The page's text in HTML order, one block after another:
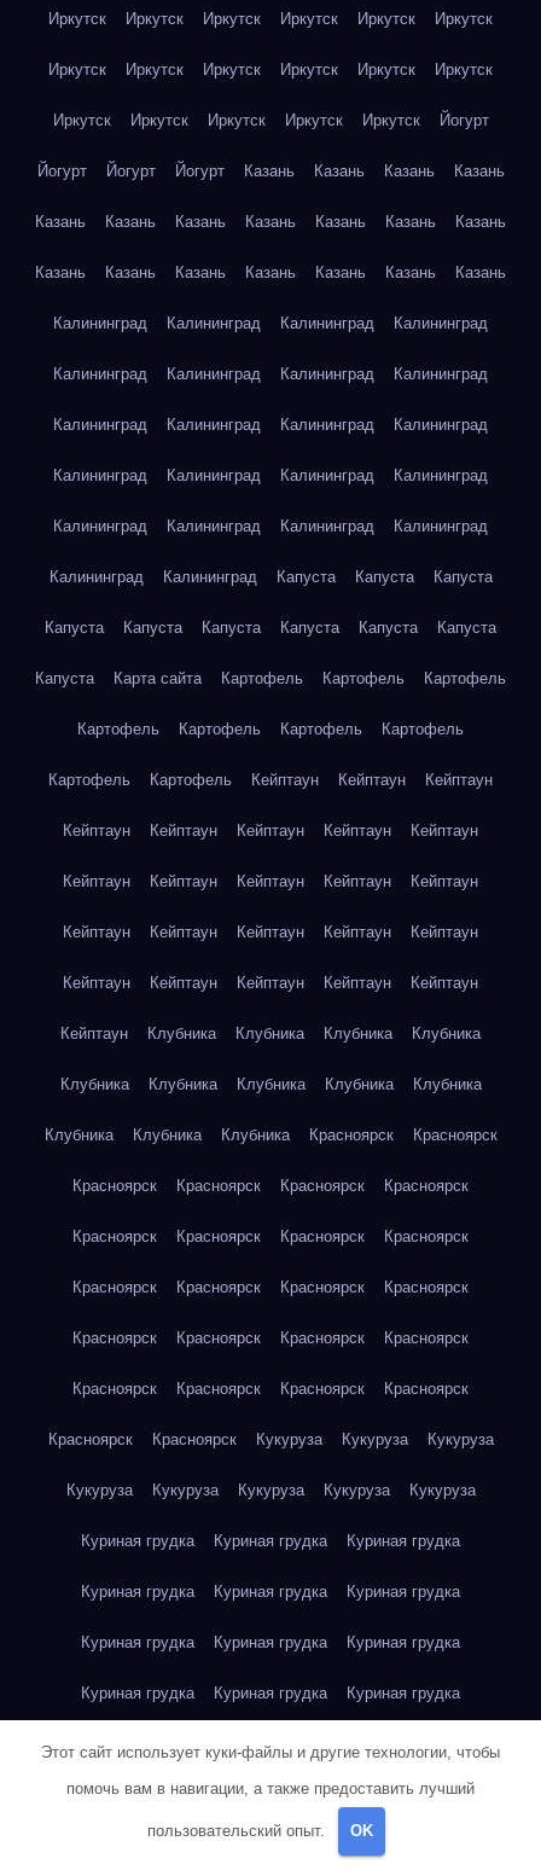
Иркутск Иркутск Иркутск Иркутск Иркутск Иркутск
Иркутск Иркутск Иркутск Иркутск Иркутск Иркутск
Иркутск Иркутск Иркутск Иркутск Иркутск Йогурт
Йогурт Йогурт Йогурт Казань Казань Казань Казань
Казань Казань Казань Казань Казань Казань Казань
Казань Казань Казань Казань Казань Казань Казань
Калининград Калининград Калининград Калининград
Калининград Калининград Калининград Калининград
Калининград Калининград Калининград Калининград
Калининград Калининград Калининград Калининград
Калининград Калининград Калининград Калининград
Калининград Калининград Капуста Капуста Капуста
Капуста Капуста Капуста Капуста Капуста Капуста
Капуста Карта сайта Картофель Картофель Картофель
Картофель Картофель Картофель Картофель
Картофель Картофель Кейптаун Кейптаун Кейптаун
Кейптаун Кейптаун Кейптаун Кейптаун Кейптаун
Кейптаун Кейптаун Кейптаун Кейптаун Кейптаун
Кейптаун Кейптаун Кейптаун Кейптаун Кейптаун
Кейптаун Кейптаун Кейптаун Кейптаун Кейптаун
Кейптаун Клубника Клубника Клубника Клубника
Клубника Клубника Клубника Клубника Клубника
Клубника Клубника Клубника Красноярск Красноярск
Красноярск Красноярск Красноярск Красноярск
Красноярск Красноярск Красноярск Красноярск
Красноярск Красноярск Красноярск Красноярск
Красноярск Красноярск Красноярск Красноярск
Красноярск Красноярск Красноярск Красноярск
Красноярск Красноярск Кукуруза Кукуруза Кукуруза
Кукуруза Кукуруза Кукуруза Кукуруза Кукуруза
Куриная грудка Куриная грудка Куриная грудка
Куриная грудка Куриная грудка Куриная грудка
Куриная грудка Куриная грудка Куриная грудка
Куриная грудка Куриная грудка Куриная грудка
Куриная грудка Куриное яйцо Куриное яйцо
Куриное яйцо Куриное яйцо Куриное яйцо Куриное яйцо
Этот сайт использует куки-файлы и другие технологии, чтобы
помочь вам в навигации, а также предоставить лучший
пользовательский опыт. OK